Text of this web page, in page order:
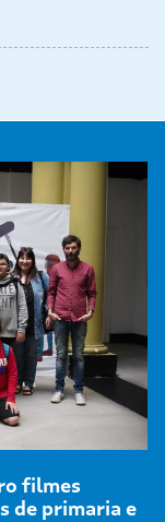
filmes
de primaria e